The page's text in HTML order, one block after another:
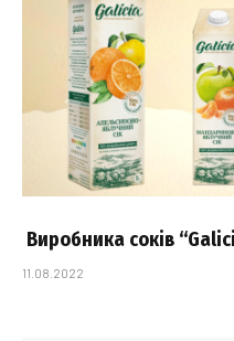
Виробника соків
11.08.2022